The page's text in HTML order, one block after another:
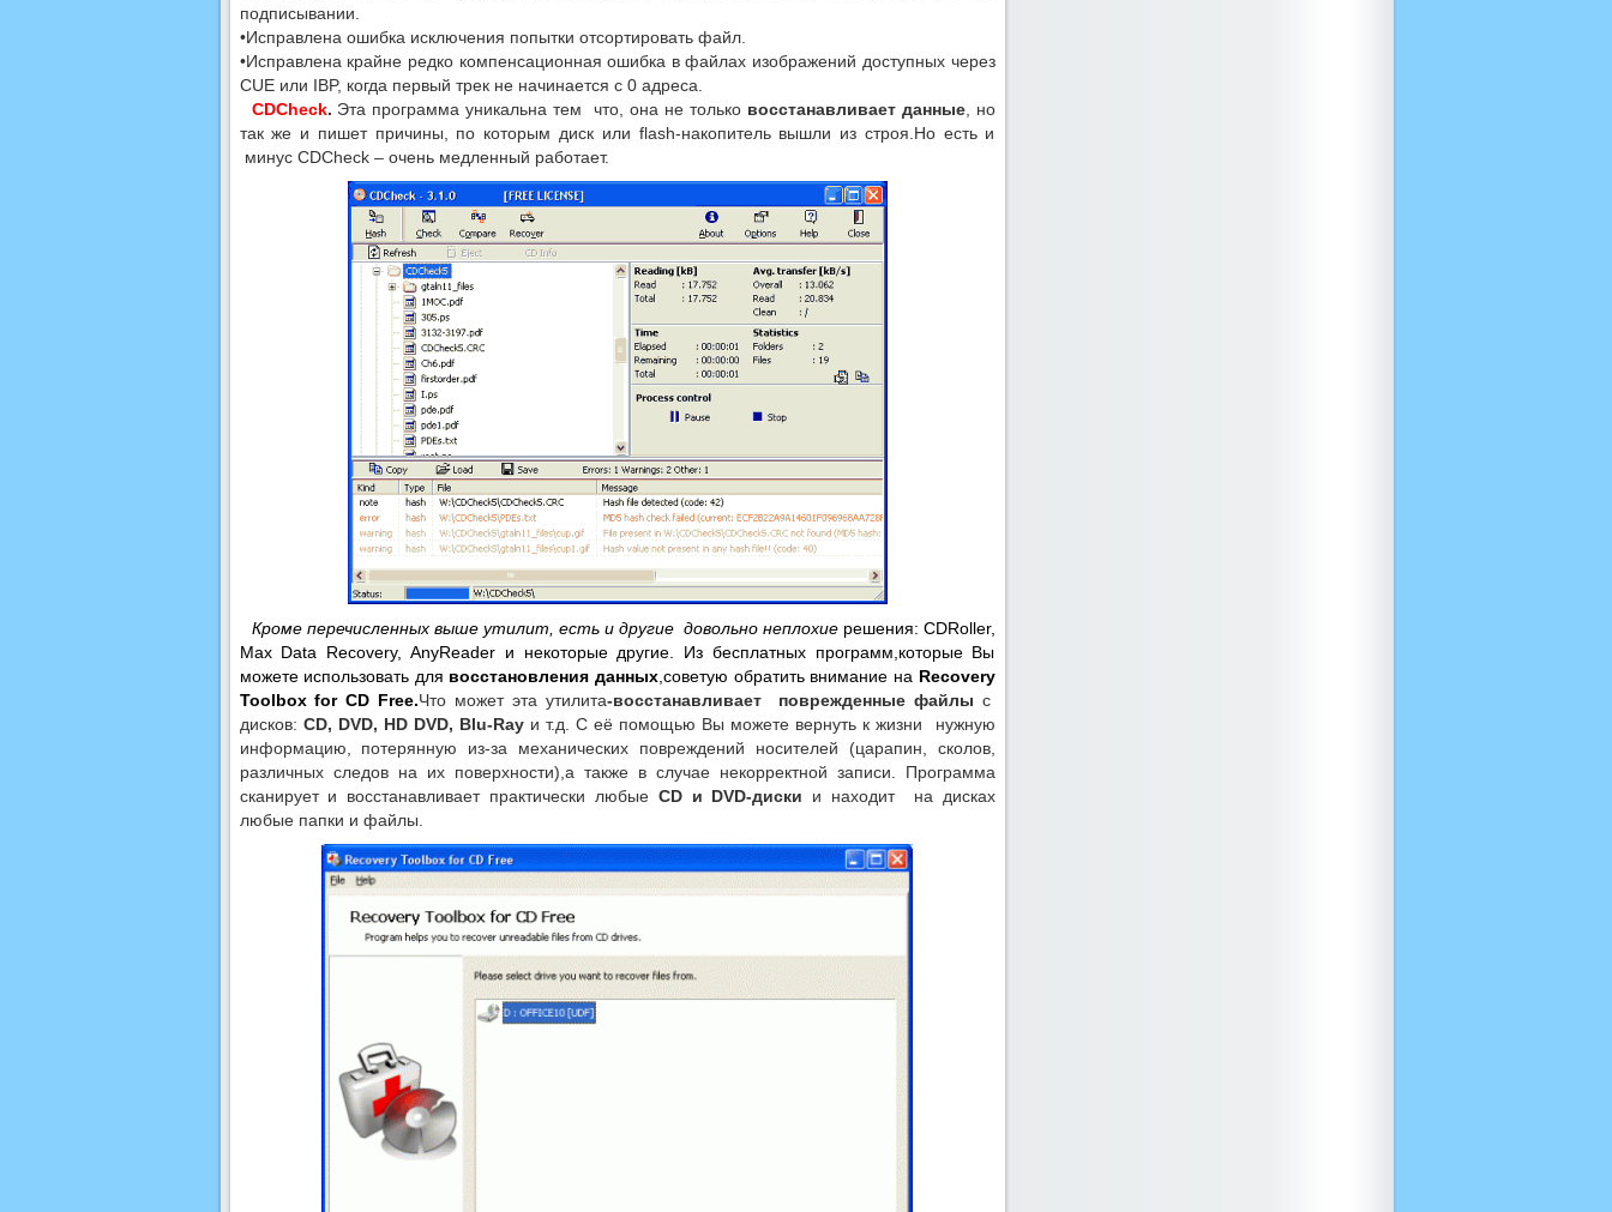
подписывании.
•Исправлена ​​ошибка исключения попытки отсортировать файл.
•Исправлена ​​крайне редко компенсационная ошибка в файлах изображений доступных через
CUE или IBP, когда первый трек не начинается с 0 адреса.
CDCheck. Эта программа уникальна тем что, она не только восстанавливает данные, но
так же и пишет причины, по которым диск или flash-накопитель вышли из строя.Но есть и
минус CDCheck – очень медленный работает.
Кроме перечисленных выше утилит, есть и другие довольно неплохиерешения: CDRoller,
Max Data Recovery, AnyReader и некоторые другие. Из бесплатных программ,которые Вы
можете использовать для восстановления данных ,советую обратить внимание на Recovery
Toolbox for CD Free.Что может эта утилита-восстанавливает поврежденные файлы с
дисков: CD, DVD, HD DVD, Blu-Rayи т.д. С её помощью Вы можете вернуть к жизни нужную
информацию, потерянную из-за механических повреждений носителей (царапин, сколов,
различных следов на их поверхности),а также в случае некорректной записи. Программа
сканирует и восстанавливает практически любые CD и DVD-диски и находит на дисках
любые папки и файлы.